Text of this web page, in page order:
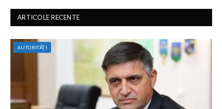
ARTICOLE RECENTE
AUTORITĂȚI